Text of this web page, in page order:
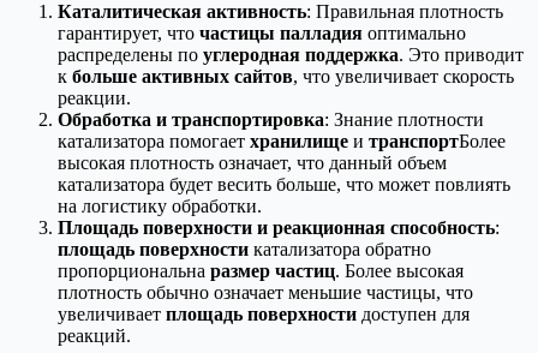
Каталитическая активность: Правильная плотность
гарантирует, что частицы палладия оптимально
распределены по углеродная поддержка. Это приводит
к больше активных сайтов, что увеличивает скорость
реакции.
Обработка и транспортировка: Знание плотности
катализатора помогает хранилище и транспортБолее
высокая плотность означает, что данный объем
катализатора будет весить больше, что может повлиять
на логистику обработки.
Площадь поверхности и реакционная способность:
площадь поверхности катализатора обратно
пропорциональна размер частиц. Более высокая
плотность обычно означает меньшие частицы, что
увеличивает площадь поверхности доступен для
реакций.